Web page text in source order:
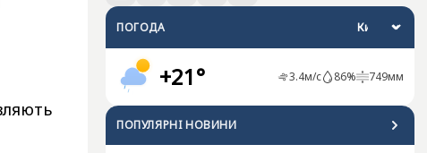
ПОГОДА
+21° 3.4м/с 86% 749мм
ПОПУЛЯРНI НОВИНИ